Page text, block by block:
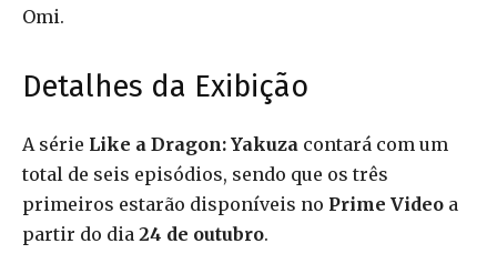
Omi.
Detalhes da Exibição
A série Like a Dragon: Yakuza contará com um
total de seis episódios, sendo que os três
primeiros estarão disponíveis no Prime Video a
partir do dia 24 de outubro.